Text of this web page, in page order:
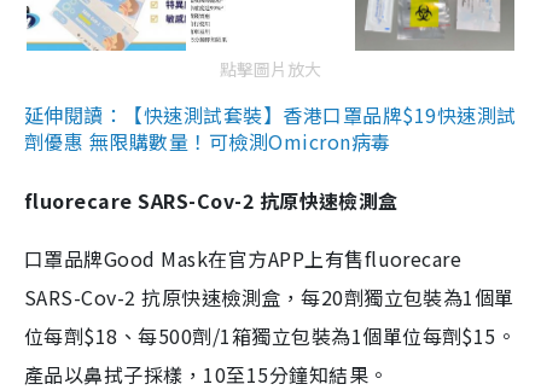
點擊圖片放大
延伸閱讀：【快速測試套裝】香港口罩品牌$19快速測試
劑優惠 無限購數量！可檢測Omicron病毒
fluorecare SARS-Cov-2 抗原快速檢測盒
口罩品牌Good Mask在官方APP上有售fluorecare
SARS-Cov-2 抗原快速檢測盒，每20劑獨立包裝為1個單
位每劑$18、每500劑/1箱獨立包裝為1個單位每劑$15。
產品以鼻拭子採樣，10至15分鐘知結果。